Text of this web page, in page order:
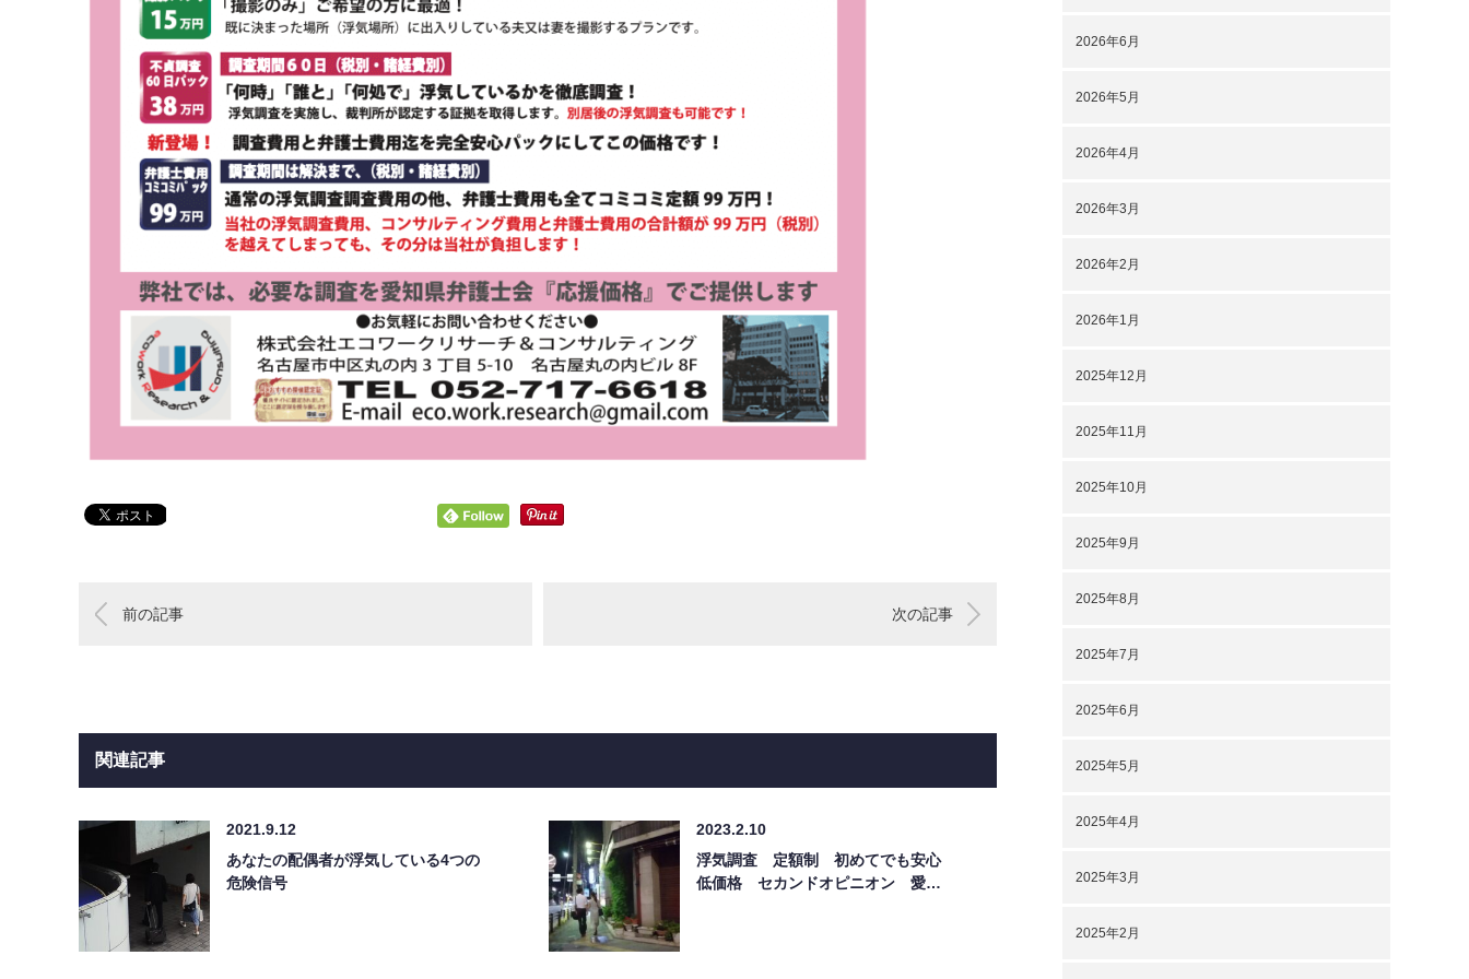
前の記事 次の記事
関連記事
2021.9.12
あなたの配偶者が浮気している4つの
危険信号
2023.2.10
浮気調査 定額制 初めてでも安心
低価格 セカンドオピニオン 愛…
2026年6月
2026年5月
2026年4月
2026年3月
2026年2月
2026年1月
2025年12月
2025年11月
2025年10月
2025年9月
2025年8月
2025年7月
2025年6月
2025年5月
2025年4月
2025年3月
2025年2月